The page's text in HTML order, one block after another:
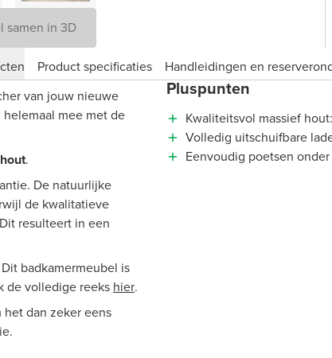
samen in 3D
Product specificaties
Handleidingen en
van jouw nieuwe
mee met de
.
De natuurlijke
de kwalitatieve
resulteert in een
badkamermeubel is
de volledige reeks hier.
dan zeker eens
Pluspunten
Kwaliteitsvol massief
Volledig uitschuifbare
Eenvoudig poetsen